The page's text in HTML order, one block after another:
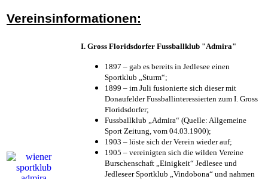
Vereinsinformationen:
I. Gross Floridsdorfer Fussballklub "Admira"
1897 – gab es bereits in Jedlesee einen
Sportklub „Sturm“;
1899 – im Juli fusionierte sich dieser mit
Donaufelder Fussballinteressierten zum I. Gross
Floridsdorfer;
Fussballklub „Admira“ (Quelle: Allgemeine
Sport Zeitung, vom 04.03.1900);
1903 – löste sich der Verein wieder auf;
1905 – vereinigten sich die wilden Vereine
Burschenschaft „Einigkeit“ Jedlesee und
Jedleseer Sportklub „Vindobona“ und nahmen